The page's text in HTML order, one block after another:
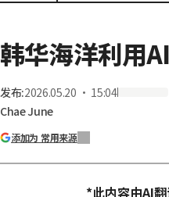
韩华海洋利用
发布:2026.05.20 ・ 15:04
Chae June
添加为 常用来源
*此内容由AI翻